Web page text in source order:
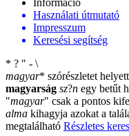
Használati útmutató
Impresszum
Keresési segítség
* ? " - \
magyar* szórészletet
magyarság sz?n egy betűt
"magyar" csak a pontos
alma kihagyja azokat a
megtalálható Részletes